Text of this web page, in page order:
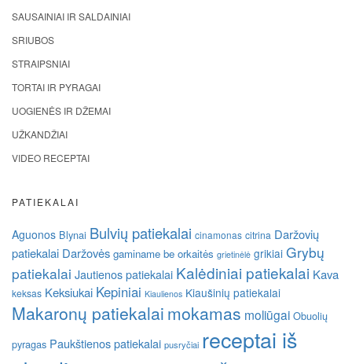
SAUSAINIAI IR SALDAINIAI
SRIUBOS
STRAIPSNIAI
TORTAI IR PYRAGAI
UOGIENĖS IR DŽEMAI
UŽKANDŽIAI
VIDEO RECEPTAI
PATIEKALAI
Aguonos Blynai Bulvių patiekalai cinamonas citrina Daržovių
patiekalai Daržovės gaminame be orkaitės grietinėlė grikiai Grybų
patiekalai Jautienos patiekalai Kalėdiniai patiekalai Kava
keksas Keksiukai Kepiniai Kiaulienos Kiaušinių patiekalai
Makaronų patiekalai mokamas moliūgai Obuolių
pyragas Paukštienos patiekalai pusryčiai receptai iš